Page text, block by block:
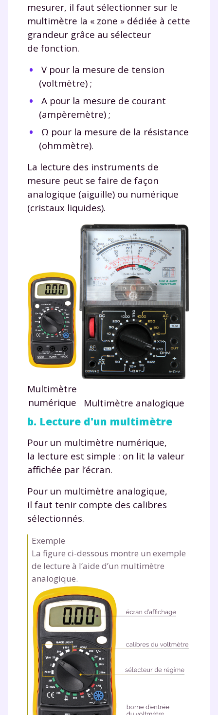
mesurer, il faut sélectionner sur le
multimètre la « zone » dédiée à cette
grandeur grâce au sélecteur
de fonction.
V pour la mesure de tension
(voltmètre) ;
A pour la mesure de courant
(ampèremètre) ;
Ω pour la mesure de la résistance
(ohmmètre).
La lecture des instruments de
mesure peut se faire de façon
analogique (aiguille) ou numérique
(cristaux liquides).
Multimètre
numérique
Multimètre analogique
b. Lecture d'un multimètre
Pour un multimètre numérique,
la lecture est simple : on lit la valeur
affichée par l’écran.
Pour un multimètre analogique,
il faut tenir compte des calibres
sélectionnés.
Exemple
La figure ci-dessous montre un exemple
de lecture à l’aide d’un multimètre
analogique.